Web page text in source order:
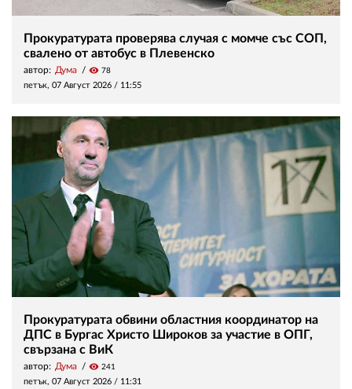
Прокуратурата проверява случая с момче със СОП,
свалено от автобус в Плевенско
автор: Дума visibility 78
петък, 07 Август 2026 / 11:55
Прокуратурата обвини областния координатор на
ДПС в Бургас Христо Широков за участие в ОПГ,
свързана с ВиК
автор: Дума visibility 241
петък, 07 Август 2026 / 11:31